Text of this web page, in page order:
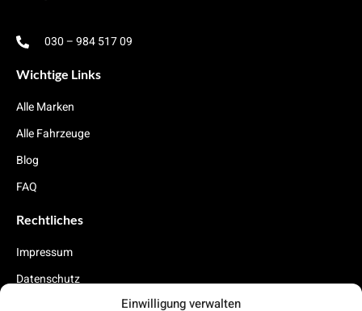
Einwilligung verwalten
030 – 984 517 09
Wichtige Links
Alle Marken
Alle Fahrzeuge
Blog
FAQ
Rechtliches
Impressum
Datenschutz